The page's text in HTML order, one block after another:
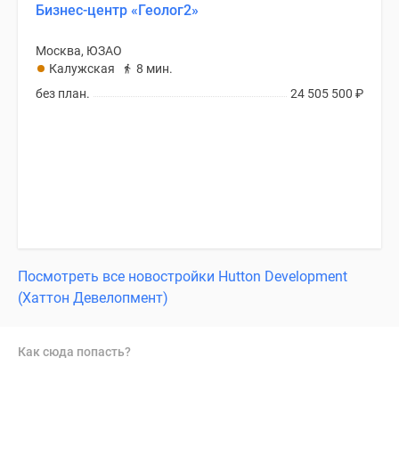
Бизнес-центр «Геолог2»
Москва, ЮЗАО
Калужская
8 мин.
24 505 500 ₽
без план.
Посмотреть все новостройки Hutton Development
(Хаттон Девелопмент)
Как сюда попасть?